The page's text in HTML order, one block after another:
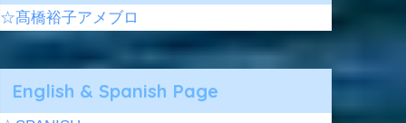
☆髙橋裕子アメブロ
English & Spanish Page